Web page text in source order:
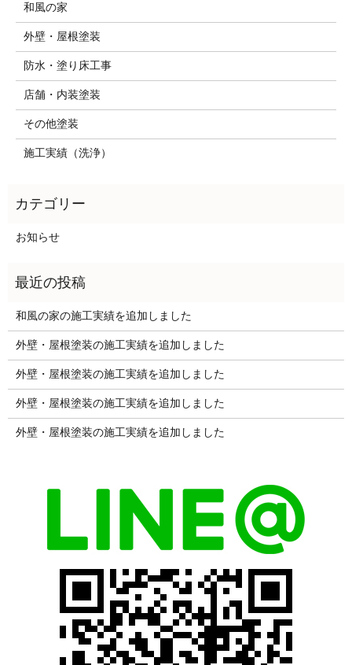
和風の家
外壁・屋根塗装
防水・塗り床工事
店舗・内装塗装
その他塗装
施工実績（洗浄）
お知らせ
和風の家の施工実績を追加しました
外壁・屋根塗装の施工実績を追加しました
外壁・屋根塗装の施工実績を追加しました
外壁・屋根塗装の施工実績を追加しました
外壁・屋根塗装の施工実績を追加しました